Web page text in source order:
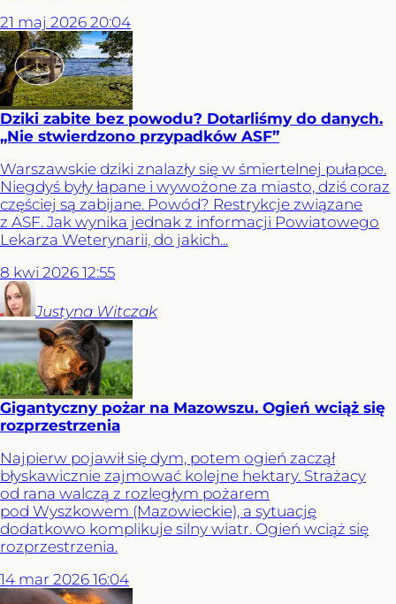
21 maj 2026 20:04
Dziki zabite bez powodu? Dotarliśmy do danych.
„Nie stwierdzono przypadków ASF”
Warszawskie dziki znalazły się w śmiertelnej pułapce.
Niegdyś były łapane i wywożone za miasto, dziś coraz
częściej są zabijane. Powód? Restrykcje związane
z ASF. Jak wynika jednak z informacji Powiatowego
Lekarza Weterynarii, do jakich...
8 kwi 2026 12:55
Justyna Witczak
Gigantyczny pożar na Mazowszu. Ogień wciąż się
rozprzestrzenia
Najpierw pojawił się dym, potem ogień zaczął
błyskawicznie zajmować kolejne hektary. Strażacy
od rana walczą z rozległym pożarem
pod Wyszkowem (Mazowieckie), a sytuację
dodatkowo komplikuje silny wiatr. Ogień wciąż się
rozprzestrzenia.
14 mar 2026 16:04